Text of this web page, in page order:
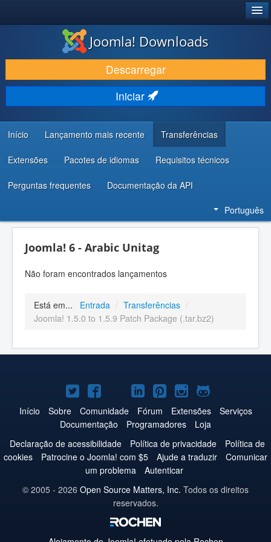
DESCARREGAR E EVOLUIR
DESCOBRIR E APRENDER
COMUNIDADE E SUPORTE
RECURSOS PARA PROGRAMADORES
Joomla! Downloads
Descarregar
Iniciar
Início Lançamento mais recente Transferências
Extensões Pacotes de idiomas Requisitos técnicos
Perguntas frequentes Documentação da API
Português
Joomla! 6 - Arabic Unitag
Não foram encontrados lançamentos
Está em... Entrada / Transferências /
Joomla! 1.5.0 to 1.5.9 Patch Package (.tar.bz2)
Joomla!
no
Twitter
Joomla!
no
Facebook
Joomla!
no
YouTube
Joomla!
no
LinkedIn
Joomla!
no
Pinterest
Joomla!
no
Instagram
Joomla!
no
GitHub
Início Sobre Comunidade Fórum Extensões
Serviços
Documentação
Programadores
Loja
Declaração de acessibilidade
Política de privacidade
Política de
cookies
Patrocine o Joomla! com $5 Ajude a traduzir
Comunicar
um problema
Autenticar
© 2005 - 2026 Open Source Matters, Inc. Todos os direitos
reservados.